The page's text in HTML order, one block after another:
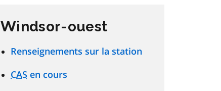
Windsor-ouest
Renseignements sur la station
CAS en cours